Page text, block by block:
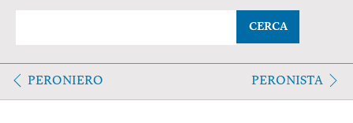
CERCA
PERONIERO PERONISTA